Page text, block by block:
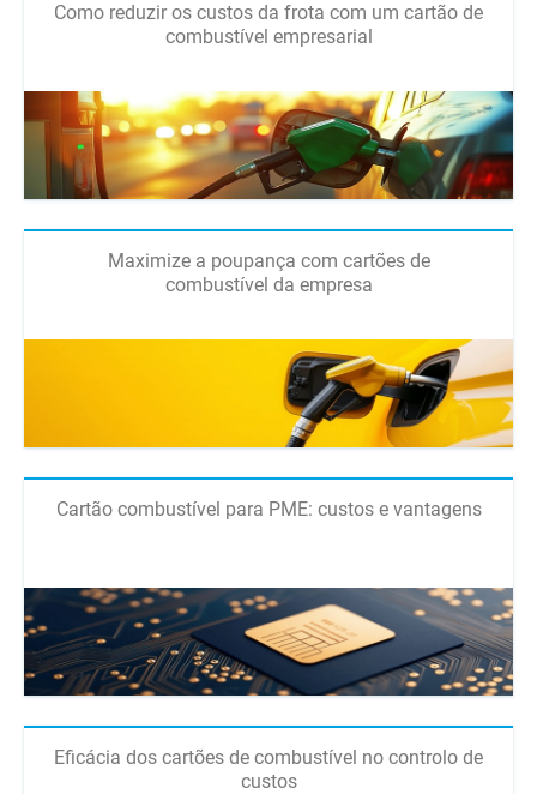
Como reduzir os custos da frota com um cartão de
combustível empresarial
Maximize a poupança com cartões de
combustível da empresa
Cartão combustível para PME: custos e vantagens
Eficácia dos cartões de combustível no controlo de
custos